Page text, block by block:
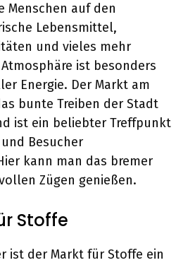
Menschen auf den
Lebensmittel,
und vieles mehr
ist besonders
Energie. Der Markt am
bunte Treiben der Stadt
ist ein beliebter Treffpunkt
Besucher
kann man das bremer
Zügen genießen.
Stoffe
ist der Markt für Stoffe ein